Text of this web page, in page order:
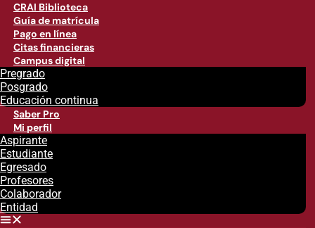
CRAI Biblioteca
Guía de matrícula
Pago en línea
Citas financieras
Campus digital
Pregrado
Posgrado
Educación continua
Saber Pro
Mi perfil
Aspirante
Estudiante
Egresado
Profesores
Colaborador
Entidad